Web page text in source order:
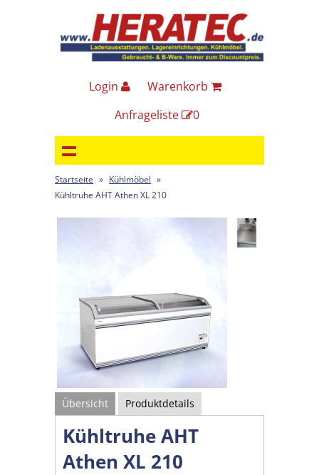
Login
Warenkorb
Anfrageliste
0
Startseite » Kühlmöbel »
Kühltruhe AHT Athen XL 210
Übersicht Produktdetails
Kühltruhe AHT
Athen XL 210